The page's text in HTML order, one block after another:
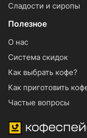
Сладости и сиропы
Полезное
О нас
Система скидок
Как выбрать кофе?
Как приготовить
Частые вопросы